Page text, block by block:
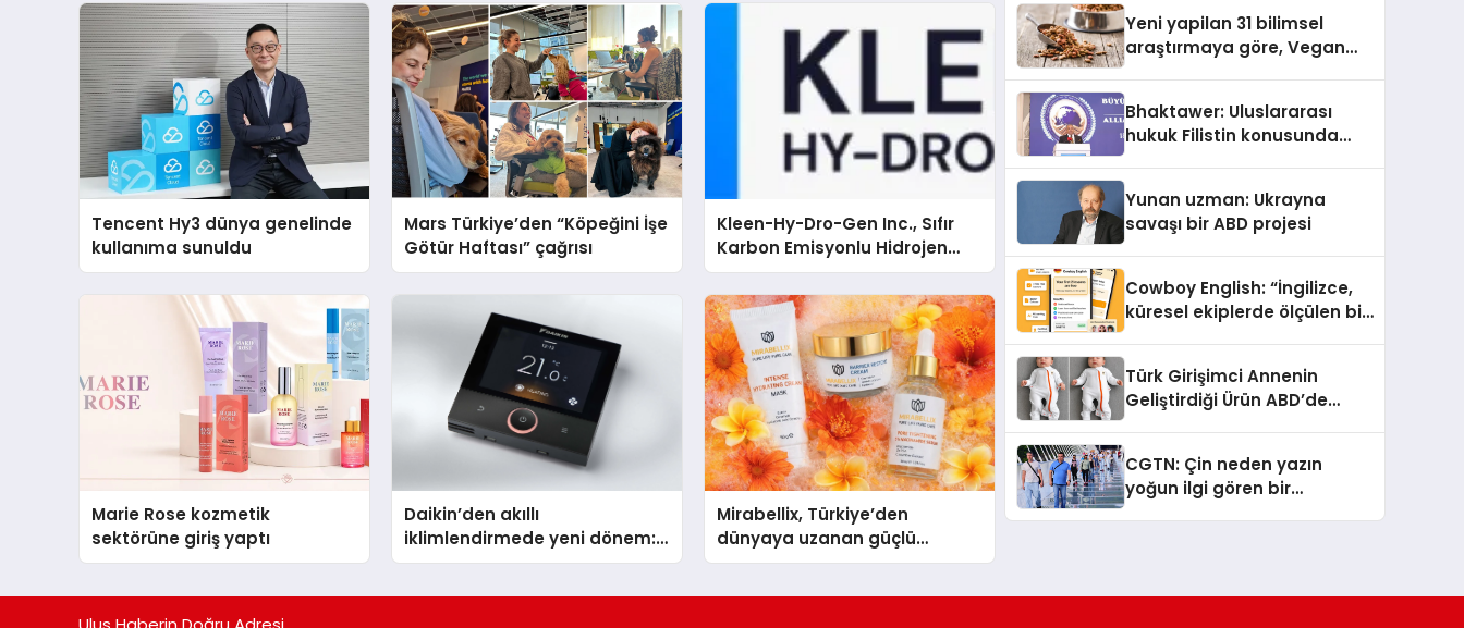
Tencent Hy3 dünya genelinde
kullanıma sunuldu
Mars Türkiye’den “Köpeğini İşe
Götür Haftası” çağrısı
Kleen-Hy-Dro-Gen Inc., Sıfır
Karbon Emisyonlu Hidrojen
Isıtma Teknolojisinde ISO ve
TSSA Düzenleyici Onaylarını
Aldı
Marie Rose kozmetik
sektörüne giriş yaptı
Daikin’den akıllı
iklimlendirmede yeni dönem:
Madoka Plus Türkiye’de
Mirabellix, Türkiye’den
dünyaya uzanan güçlü
büyümesini sürdürüyor
Yeni yapilan 31 bilimsel
araştırmaya göre, Vegan
Sindirildiğini Ortaya Koydu
Bhaktawer: Uluslararası
hukuk Filistin konusunda
Yunan uzman: Ukrayna
savaşı bir ABD projesi
Cowboy English: “İngilizce,
küresel ekiplerde ölçülen bir
Türk Girişimci Annenin
Geliştirdiği Ürün ABD’de
Açısı Getiriyor.
CGTN: Çin neden yazın
yoğun ilgi gören bir